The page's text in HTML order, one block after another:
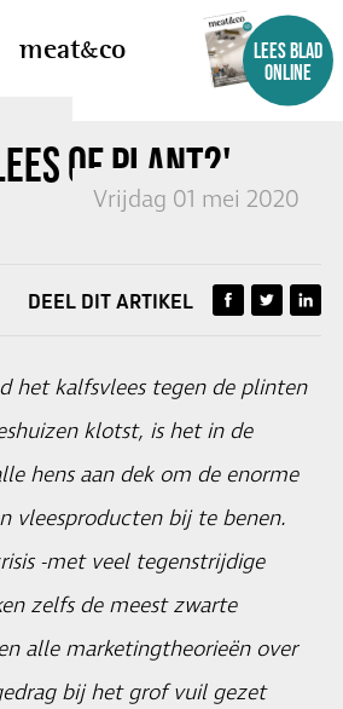
meatco
LEES BLAD
ONLINE
OF PLANT?'
Vrijdag 01 mei 2020
DEEL DIT ARTIKEL
het kalfsvlees tegen de plinten
klotst, is het in de
hens aan dek om de enorme
vleesproducten bij te benen.
-met veel tegenstrijdige
zelfs de meest zwarte
alle marketingtheorieën over
bij het grof vuil gezet